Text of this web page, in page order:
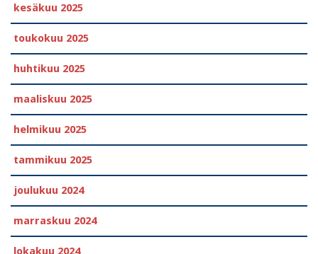
kesäkuu 2025
toukokuu 2025
huhtikuu 2025
maaliskuu 2025
helmikuu 2025
tammikuu 2025
joulukuu 2024
marraskuu 2024
lokakuu 2024